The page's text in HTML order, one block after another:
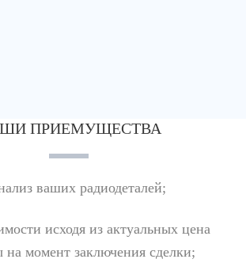
ПРИЕМУЩЕСТВА
ваших радиодеталей;
исходя из актуальных цена
на момент заключения сделки;